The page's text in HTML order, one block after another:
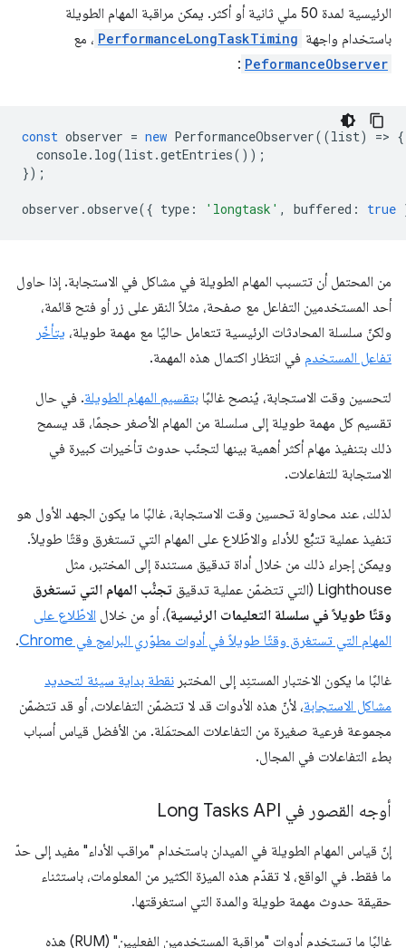
الرئيسية لمدة 50 ملي ثانية أو أكثر. يمكن مراقبة المهام الطويلة
باستخدام واجهة PerformanceLongTaskTiming ، مع
PeformanceObserver
:
const observer = new PerformanceObserver((list) => {
console. log(list.getEntries());
});
observer .observe({ type : 'longtask' , buffered : true
من المحتمل أن تتسبب المهام الطويلة في مشاكل في الاستجابة. إذا حاول
أحد المستخدمين التفاعل مع صفحة، مثلاً النقر على زر أو فتح قائمة،
ولكنّ سلسلة المحادثات الرئيسية تتعامل حاليًا مع مهمة طويلة، يتأخّر
تفاعل المستخدم في انتظار اكتمال هذه المهمة.
لتحسين وقت الاستجابة، يُنصح غالبًا بتقسيم المهام الطويلة. في حال
تقسيم كل مهمة طويلة إلى سلسلة من المهام الأصغر حجمًا، قد يسمح
ذلك بتنفيذ مهام أكثر أهمية بينها لتجنّب حدوث تأخيرات كبيرة في
الاستجابة للتفاعلات.
لذلك، عند محاولة تحسين وقت الاستجابة، غالبًا ما يكون الجهد الأول هو
تنفيذ عملية تتبُّع للأداء والاطّلاع على المهام التي تستغرق وقتًا طويلاً.
ويمكن إجراء ذلك من خلال أداة تدقيق مستندة إلى المختبر، مثل
Lighthouse (التي تتضمّن عملية تدقيق
تجنُّب المهام التي تستغرق
وقتًا طويلاً في سلسلة التعليمات الرئيسية)، أو من خلال الاطّلاع على
المهام التي تستغرق وقتًا طويلاً في أدوات مطوّري البرامج في Chrome
.
غالبًا ما يكون الاختبار المستنِد إلى المختبر نقطة بداية سيئة لتحديد
مشاكل الاستجابة، لأنّ هذه الأدوات قد لا تتضمّن التفاعلات، أو قد تتضمّن
مجموعة فرعية صغيرة من التفاعلات المحتمَلة. من الأفضل قياس أسباب
بطء التفاعلات في المجال.
أوجه القصور في Long Tasks API
إنّ قياس المهام الطويلة في الميدان باستخدام "مراقب الأداء" مفيد إلى حدّ
ما فقط. في الواقع، لا تقدّم هذه الميزة الكثير من المعلومات، باستثناء
حقيقة حدوث مهمة طويلة والمدة التي استغرقتها.
غالبًا ما تستخدِم أدوات "مراقبة المستخدِمين الفعليين" (RUM) هذه